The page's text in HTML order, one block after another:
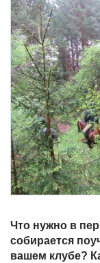
Что нужно в
собирается
вашем клубе?